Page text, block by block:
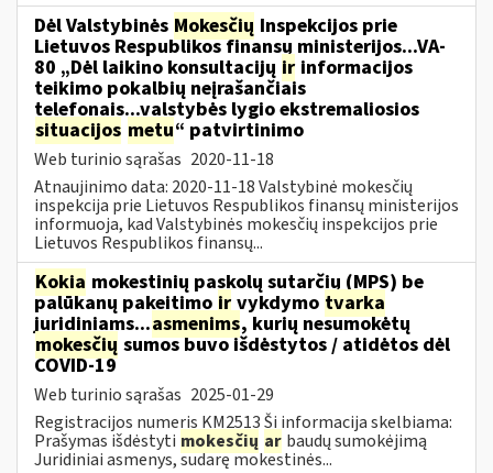
Dėl Valstybinės Mokesčių Inspekcijos prie
Lietuvos Respublikos finansų ministerijos...VA-
80 „Dėl laikino konsultacijų ir informacijos
teikimo pokalbių neįrašančiais
telefonais...valstybės lygio ekstremaliosios
situacijos metu“ patvirtinimo
Web turinio sąrašas 2020-11-18
Atnaujinimo data: 2020-11-18 Valstybinė mokesčių
inspekcija prie Lietuvos Respublikos finansų ministerijos
informuoja, kad Valstybinės mokesčių inspekcijos prie
Lietuvos Respublikos finansų...
Kokia mokestinių paskolų sutarčių (MPS) be
palūkanų pakeitimo ir vykdymo tvarka
juridiniams...asmenims, kurių nesumokėtų
mokesčių sumos buvo išdėstytos / atidėtos dėl
COVID-19
Web turinio sąrašas 2025-01-29
Registracijos numeris KM2513 Ši informacija skelbiama:
Prašymas išdėstyti mokesčių ar baudų sumokėjimą
Juridiniai asmenys, sudarę mokestinės...